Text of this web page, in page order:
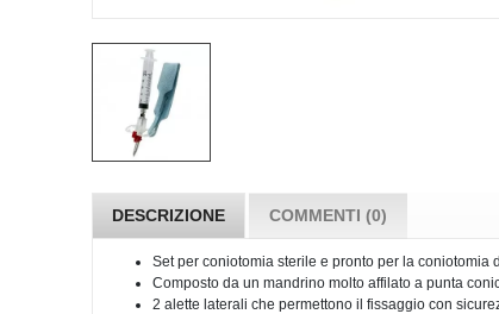
DESCRIZIONE COMMENTI (0)
Set per coniotomia sterile e pronto per la coniotomia
Composto da un mandrino molto affilato a punta
2 alette laterali che permettono il fissaggio con